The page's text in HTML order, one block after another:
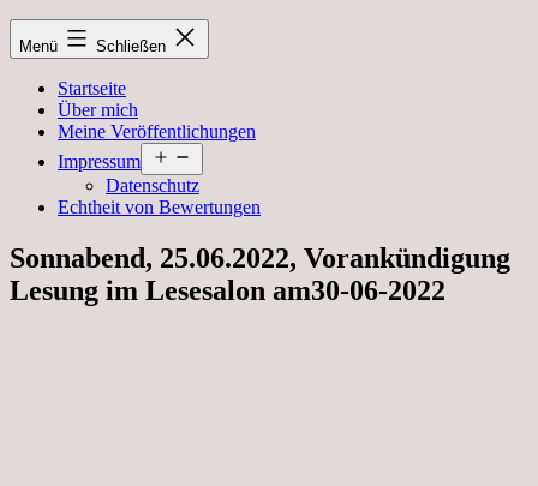
Menü Schließen
Startseite
Über mich
Meine Veröffentlichungen
Impressum
öffnen
Datenschutz
Echtheit von Bewertungen
Sonnabend, 25.06.2022, Vorankündigung
Lesung im Lesesalon am30-06-2022